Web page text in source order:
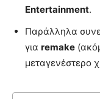
Entertainment.
Παράλληλα
για remake
μεταγενέστερο